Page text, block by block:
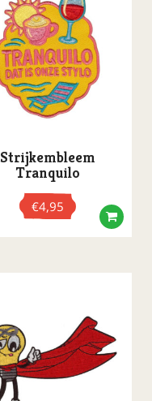
Strijkembleem
Tranquilo
€4,95